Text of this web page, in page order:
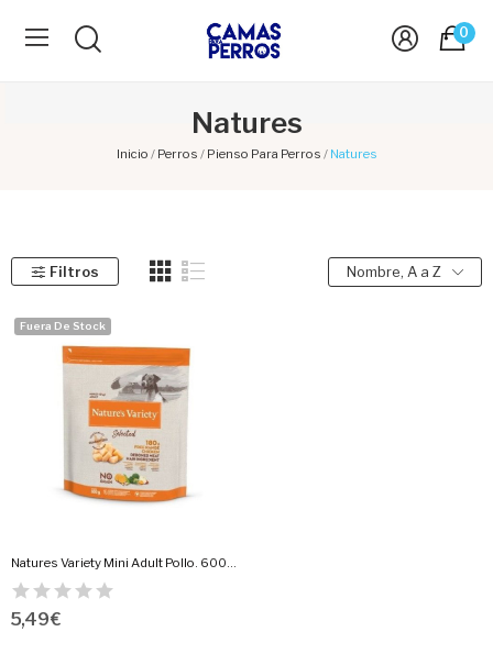
0
Natures
Inicio Perros Pienso Para Perros Natures
Filtros Nombre, A a Z
Fuera De Stock
Natures Variety Mini Adult Pollo. 600Gr.
5,49 €